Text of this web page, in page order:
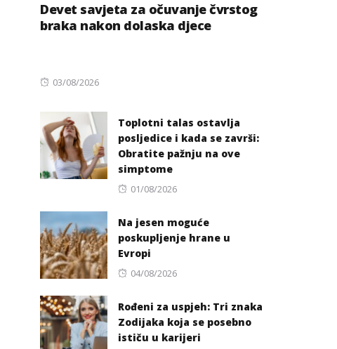
Devet savjeta za očuvanje čvrstog
braka nakon dolaska djece
Posted
03/08/2026
Toplotni talas ostavlja
posljedice i kada se završi:
Obratite pažnju na ove
simptome
Posted
01/08/2026
Na jesen moguće
poskupljenje hrane u
Evropi
Posted
04/08/2026
Rođeni za uspjeh: Tri znaka
Zodijaka koja se posebno
ističu u karijeri